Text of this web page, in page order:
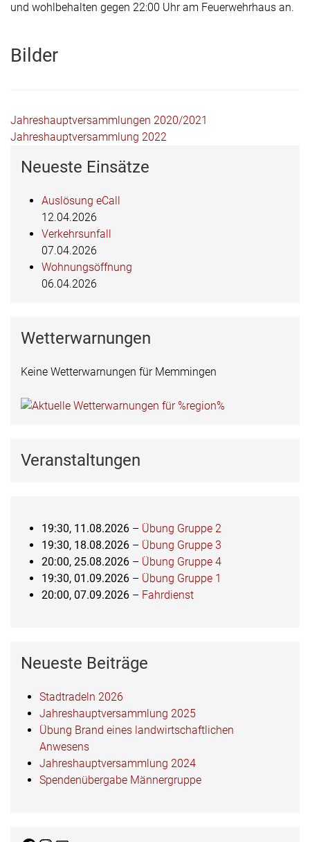
und wohlbehalten gegen 22:00 Uhr am Feuerwehrhaus an.
Bilder
Beitragsnavigation
Jahreshauptversammlungen 2020/2021
Jahreshauptversammlung 2022
Neueste Einsätze
Auslösung eCall
12.04.2026
Verkehrsunfall
07.04.2026
Wohnungsöffnung
06.04.2026
Wetterwarnungen
Keine Wetterwarnungen für Memmingen
Veranstaltungen
19:30, 11.08.2026 – Übung Gruppe 2
19:30, 18.08.2026 – Übung Gruppe 3
20:00, 25.08.2026 – Übung Gruppe 4
19:30, 01.09.2026 – Übung Gruppe 1
20:00, 07.09.2026 – Fahrdienst
Neueste Beiträge
Stadtradeln 2026
Jahreshauptversammlung 2025
Übung Brand eines landwirtschaftlichen
Anwesens
Jahreshauptversammlung 2024
Spendenübergabe Männergruppe